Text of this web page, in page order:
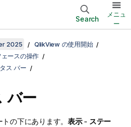
Search
メニュ
ー
2025
QlikView の使用開始
ースの操作
ス バー
バー
の下にあります。 表示- ステー